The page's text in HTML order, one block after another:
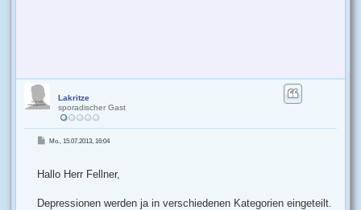
Lakritze
sporadischer Gast
e
a
g
Mo., 15.07.2013, 16:04
Hallo Herr Fellner,
Depressionen werden ja in verschiedenen Kategorien eingeteilt.